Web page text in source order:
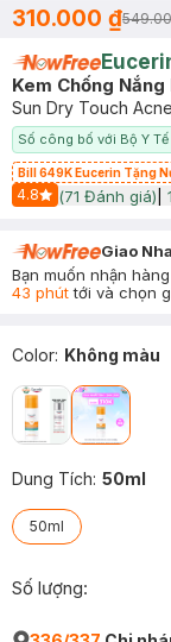
310.000 ₫
Kem Chống
Sun Dry Touch
Số công bố với Bộ Y
Bill 649K Eucerin Tặng
4.8
Start Icon
(71 Đánh giá)
Giao
Bạn muốn nhận
43 phúttới và chọn
Color: Không màu
Dung Tích: 50ml
50ml
Số lượng: